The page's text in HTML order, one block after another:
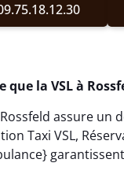
que la VSL à
Rossfeld assure
Taxi VSL,